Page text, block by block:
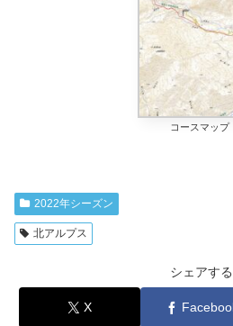
コースマップ
2022年シーズン
北アルプス
シェアする
X